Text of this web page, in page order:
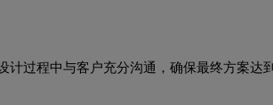
过程中与客户充分沟通，确保最终方案达